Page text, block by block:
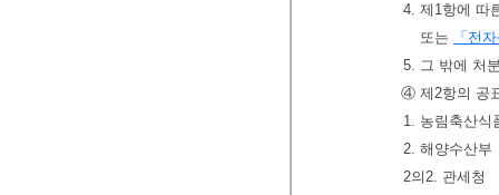
4. 제1항에 따
또는
「전
5. 그 밖에 처
④ 제2항의 공
1. 농림축산식
2. 해양수산부
2의2. 관세청